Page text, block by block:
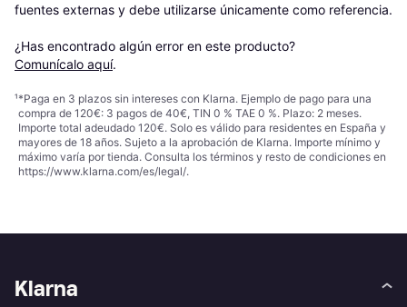
fuentes externas y debe utilizarse únicamente como referencia.
¿Has encontrado algún error en este producto?
Comunícalo aquí.
¹*Paga en 3 plazos sin intereses con Klarna. Ejemplo de pago para una
compra de 120€: 3 pagos de 40€, TIN 0 % TAE 0 %. Plazo: 2 meses.
Importe total adeudado 120€. Solo es válido para residentes en España y
mayores de 18 años. Sujeto a la aprobación de Klarna. Importe mínimo y
máximo varía por tienda. Consulta los términos y resto de condiciones en
https://www.klarna.com/es/legal/.
Klarna